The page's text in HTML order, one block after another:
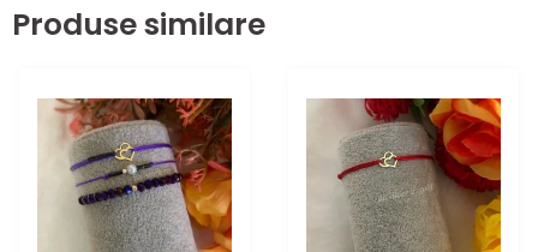
Produse similare